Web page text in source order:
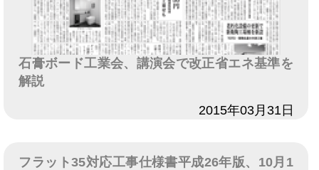
石膏ボード工業会、講演会で改正省エネ基準を
解説
2015年03月31日
フラット35対応工事仕様書平成26年版、10月1